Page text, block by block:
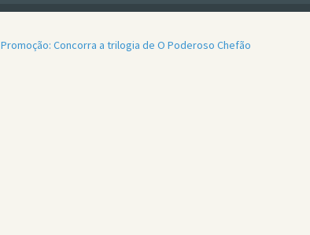
Promoção: Concorra a trilogia de O Poderoso Chefão